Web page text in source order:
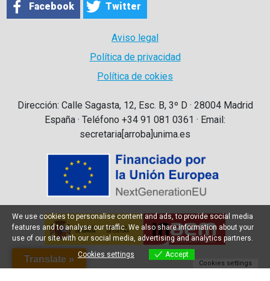
Facebook Twitter
Aviso legal
Política de privacidad
Política de cokies
Dirección: Calle Sagasta, 12, Esc. B, 3º D · 28004 Madrid
España · Teléfono +34 91 081 0361 · Email:
secretaria[arroba]unima.es
Translate »
We use cookies to personalise content and ads, to provide social media
features and to analyse our traffic. We also share information about your
use of our site with our social media, advertising and analytics partners.
Cookies settings
Accept
Cookies settings